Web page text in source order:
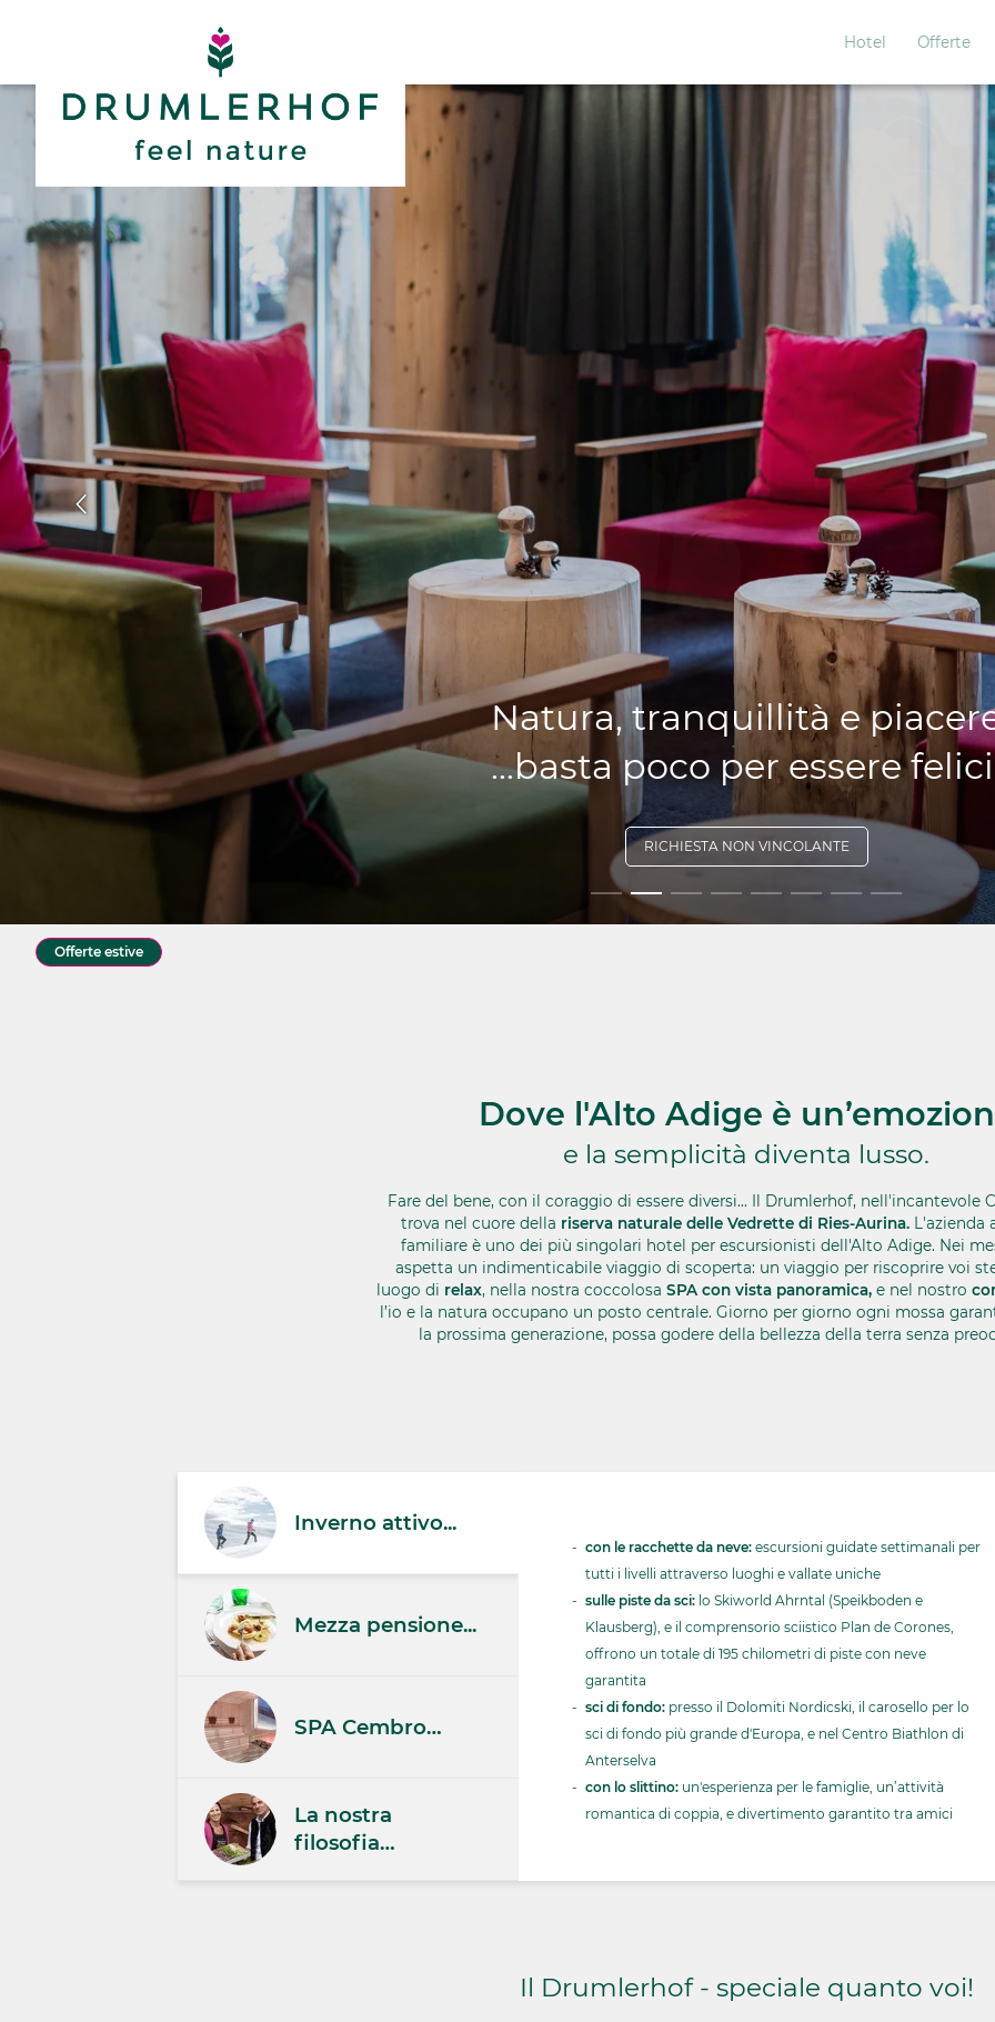
Hotel Offerte
Natura, tranquillità e
...basta poco per essere
RICHIESTA NON VINCOLANTE
Offerte estive
Dove l'Alto Adige è
e la semplicità diventa lusso.
Fare del bene, con il coraggio di essere diversi... Il Drumlerhof, nell'incantevole
trova nel cuore della riserva naturale delle Vedrette di Ries-Aurina.
familiare è uno dei più singolari hotel per escursionisti dell'Alto Adige. Nei
aspetta un indimenticabile viaggio di scoperta: un viaggio per riscoprire voi
luogo di relax, nella nostra coccolosa SPA con vista panoramica,e nel nostro
l’io e la natura occupano un posto centrale. Giorno per giorno ogni mossa
la prossima generazione, possa godere della bellezza della terra senza
Inverno attivo...
Mezza pensione...
SPA Cembro…
La nostra
filosofia…
con le racchette da neve:escursioni guidate settimanali per
tutti i livelli attraverso luoghi e vallate uniche
sulle piste da sci: lo Skiworld Ahrntal (Speikboden e
Klausberg), e il comprensorio sciistico Plan de Corones,
offrono un totale di 195 chilometri di piste con neve
garantita
sci di fondo: presso il Dolomiti Nordicski, il carosello per lo
sci di fondo più grande d'Europa, e nel Centro Biathlon di
Anterselva
con lo slittino: un'esperienza per le famiglie, un’attività
romantica di coppia, e divertimento garantito tra amici
Il Drumlerhof - speciale quanto voi!